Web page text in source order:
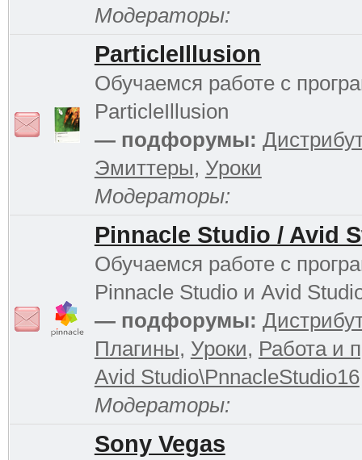
Модераторы:
ParticleIllusion
Обучаемся работе с
ParticleIllusion
— подфорумы:
Эмиттеры, Уроки
Модераторы:
Pinnacle Studio / Avid
Обучаемся работе с
Pinnacle Studio и Avid
— подфорумы:
Плагины, Уроки, Работа и
Avid Studio\PnnacleStudio16
Модераторы:
Sony Vegas